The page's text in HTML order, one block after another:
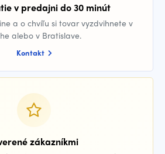
v predajni do 30 minút
a o chvíľu si tovar vyzdvihnete v
alebo v Bratislave.
Kontakt
zákazníkmi